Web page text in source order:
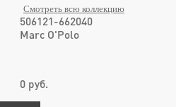
Смотреть всю коллекцию
506121-662040
Marc O'Polo
0 руб.